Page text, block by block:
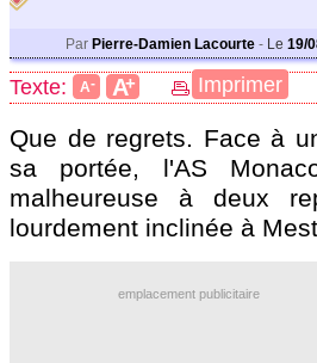
Par Pierre-Damien Lacourte - Le 19/
Texte: A- A+ Imprimer
Que de regrets. Face à
sa portée, l'AS
malheureuse à deux
lourdement inclinée à
emplacement publicitaire